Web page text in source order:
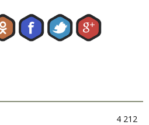
4 212